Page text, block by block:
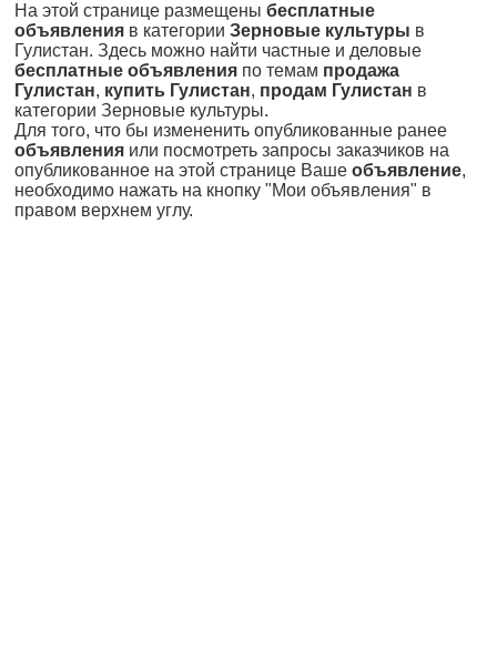
На этой странице размещены бесплатные
объявления в категории Зерновые культуры в
Гулистан. Здесь можно найти частные и деловые
бесплатные объявления по темам продажа
Гулистан, купить Гулистан, продам Гулистан в
категории Зерновые культуры.
Для того, что бы измененить опубликованные ранее
объявления или посмотреть запросы заказчиков на
опубликованное на этой странице Ваше объявление,
необходимо нажать на кнопку "Мои объявления" в
правом верхнем углу.